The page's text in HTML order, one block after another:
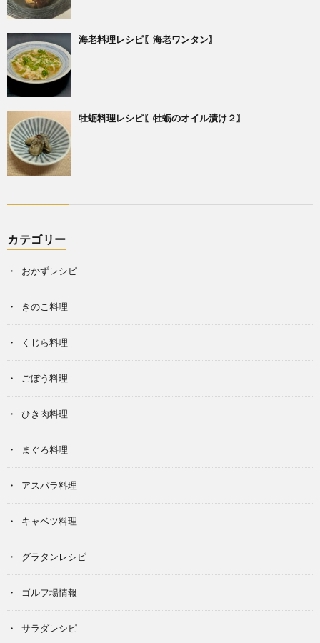
海老料理レシピ〖海老ワンタン〗
牡蛎料理レシピ〖牡蛎のオイル漬け２〗
カテゴリー
おかずレシピ
きのこ料理
くじら料理
ごぼう料理
ひき肉料理
まぐろ料理
アスパラ料理
キャベツ料理
グラタンレシピ
ゴルフ場情報
サラダレシピ